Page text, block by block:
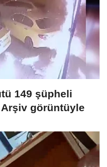
149 şüpheli
Arşiv görüntüyle